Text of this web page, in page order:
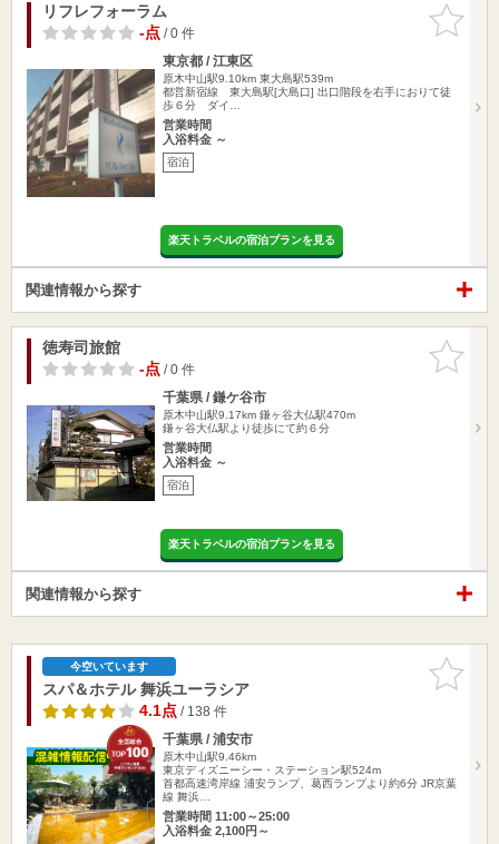
お気に入
りに追加
リフレフォーラム
-点/ 0 件
東京都 / 江東区
原木中山駅9.10km 東大島駅539m
都営新宿線 東大島駅[大島口] 出口階段を右手におりて徒
歩６分 ダイ…
営業時間
入浴料金 ～
宿泊
楽天トラベルの宿泊プランを見る
関連情報から探す
お気に入
りに追加
徳寿司旅館
-点/ 0 件
千葉県 / 鎌ケ谷市
原木中山駅9.17km 鎌ヶ谷大仏駅470m
鎌ヶ谷大仏駅より徒歩にて約６分
営業時間
入浴料金 ～
宿泊
楽天トラベルの宿泊プランを見る
関連情報から探す
お気に入
りに追加
今空いています
スパ＆ホテル 舞浜ユーラシア
4.1点/ 138 件
千葉県 / 浦安市
原木中山駅9.46km
東京ディズニーシー・ステーション駅524m
首都高速湾岸線 浦安ランプ、葛西ランプより約6分 JR京葉
線 舞浜…
営業時間 11:00～25:00
入浴料金 2,100円～